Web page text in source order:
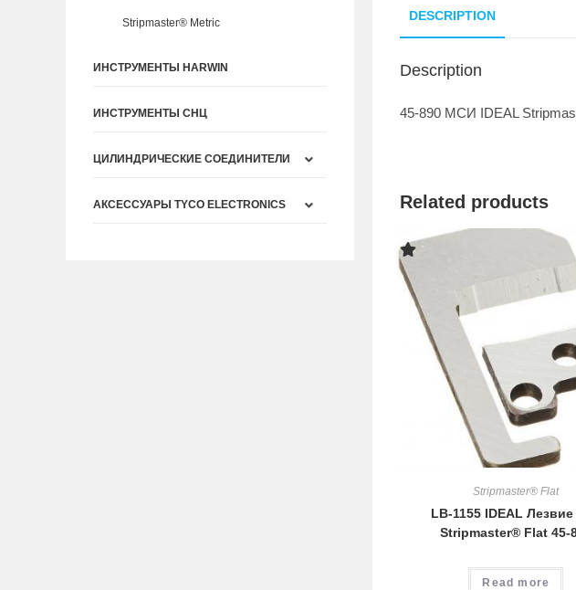
DESCRIPTION
Description
45-890 МСИ IDEAL
Related products
Stripmaster® Flat
LB-1155 IDEAL
Stripmaster® Flat 45-
Read more
Stripmaster® Metric
ИНСТРУМЕНТЫ HARWIN
ИНСТРУМЕНТЫ СНЦ
ЦИЛИНДРИЧЕСКИЕ СОЕДИНИТЕЛИ
АКСЕССУАРЫ TYCO ELECTRONICS